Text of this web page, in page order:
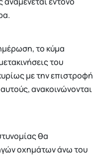
το κύμα
του
με την επιστροφή
ανακοινώνονται
θα
οχημάτων άνω του